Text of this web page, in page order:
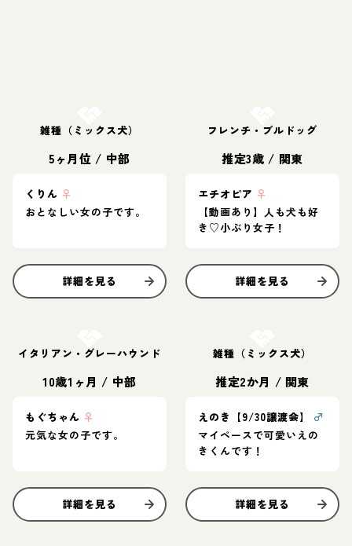
雑種（ミックス犬）
5ヶ月位 / 中部
くりん ♀
おとなしい女の子です。
詳細を見る
フレンチ・ブルドッグ
推定3歳 / 関東
エチオピア ♀
【動画あり】人も犬も好
き♡小ぶり女子！
詳細を見る
イタリアン・グレーハウンド
10歳1ヶ月 / 中部
もぐちゃん ♀
元気な女の子です。
詳細を見る
雑種（ミックス犬）
推定2か月 / 関東
えのき【9/30譲渡会】
♂
マイペースで可愛いえの
きくんです！
詳細を見る